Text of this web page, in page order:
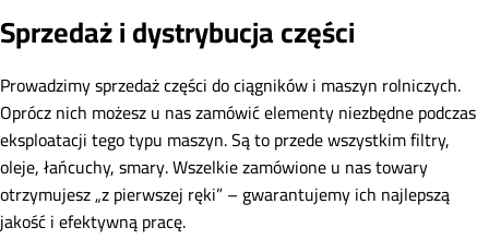
Sprzedaż i dystrybucja części
Prowadzimy sprzedaż części do ciągników i maszyn rolniczych.
Oprócz nich możesz u nas zamówić elementy niezbędne podczas
eksploatacji tego typu maszyn. Są to przede wszystkim filtry,
oleje, łańcuchy, smary. Wszelkie zamówione u nas towary
otrzymujesz „z pierwszej ręki” – gwarantujemy ich najlepszą
jakość i efektywną pracę.